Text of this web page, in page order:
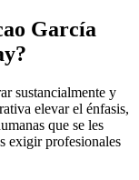
García
sustancialmente y
elevar el énfasis,
que se les
exigir profesionales